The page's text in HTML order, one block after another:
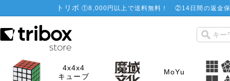
トリボ ①8,000円以上で送料無料！ ②14日間の返金
4x4x4
キューブ
MoYu